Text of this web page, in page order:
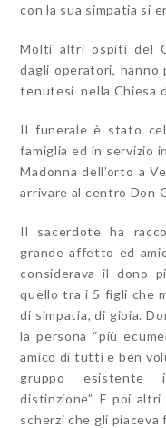
con la sua simpatia si
Molti altri ospiti del
dagli operatori, hanno
tenutesi nella Chiesa
Il funerale è stato
famiglia ed in servizio
Madonna dell’orto a
arrivare al centro Don
Il sacerdote ha
grande affetto ed
considerava il dono
quello tra i 5 figli che
di simpatia, di gioia.
la persona “più
amico di tutti e ben
gruppo esistente
distinzione”. E poi
scherzi che gli